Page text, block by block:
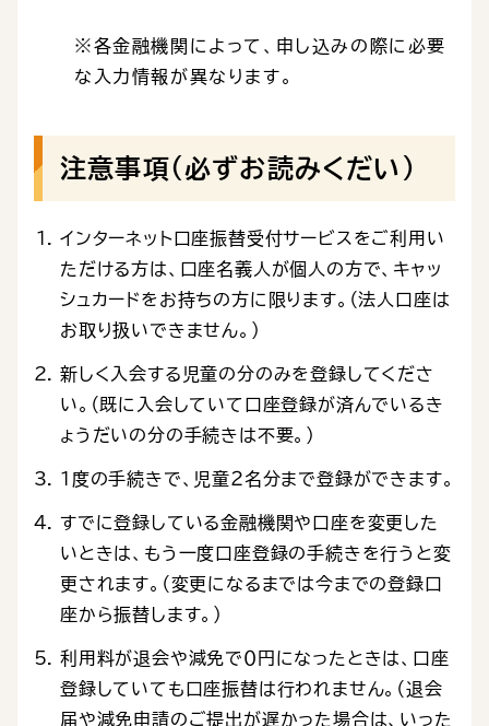
※各金融機関によって、申し込みの際に必要
な入力情報が異なります。
注意事項（必ずお読みくだい）
インターネット口座振替受付サービスをご利用い
ただける方は、口座名義人が個人の方で、キャッ
シュカードをお持ちの方に限ります。（法人口座は
お取り扱いできません。）
新しく入会する児童の分のみを登録してくださ
い。（既に入会していて口座登録が済んでいるき
ょうだいの分の手続きは不要。）
１度の手続きで、児童２名分まで登録ができます。
すでに登録している金融機関や口座を変更した
いときは、もう一度口座登録の手続きを行うと変
更されます。（変更になるまでは今までの登録口
座から振替します。）
利用料が退会や減免で０円になったときは、口座
登録していても口座振替は行われません。（退会
届や減免申請のご提出が遅かった場合は、いった